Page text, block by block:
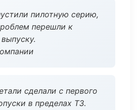
пилотную серию,
перешли к
сделали с первого
в пределах ТЗ.